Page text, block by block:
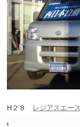
H２８ レジアスエー